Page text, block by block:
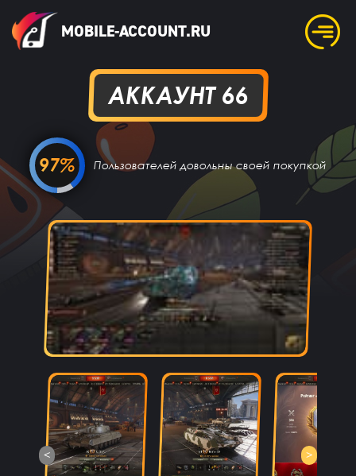
MOBILE-ACCOUNT.RU
АККАУНТ 66
97% Пользователей довольны своей покупкой
< >